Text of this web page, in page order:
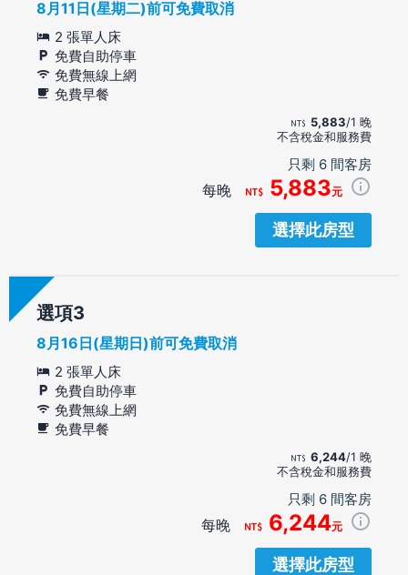
8月11日(星期二)前可免費取消
2 張單人床
免費自助停車
免費無線上網
免費早餐
5,883/1 晚
不含稅金和服務費
只剩 6 間客房
每晚 5,883元
選擇此房型
選項
8月16日(星期日)前可免費取消
2 張單人床
免費自助停車
免費無線上網
免費早餐
6,244/1 晚
不含稅金和服務費
只剩 6 間客房
每晚 6,244元
選擇此房型